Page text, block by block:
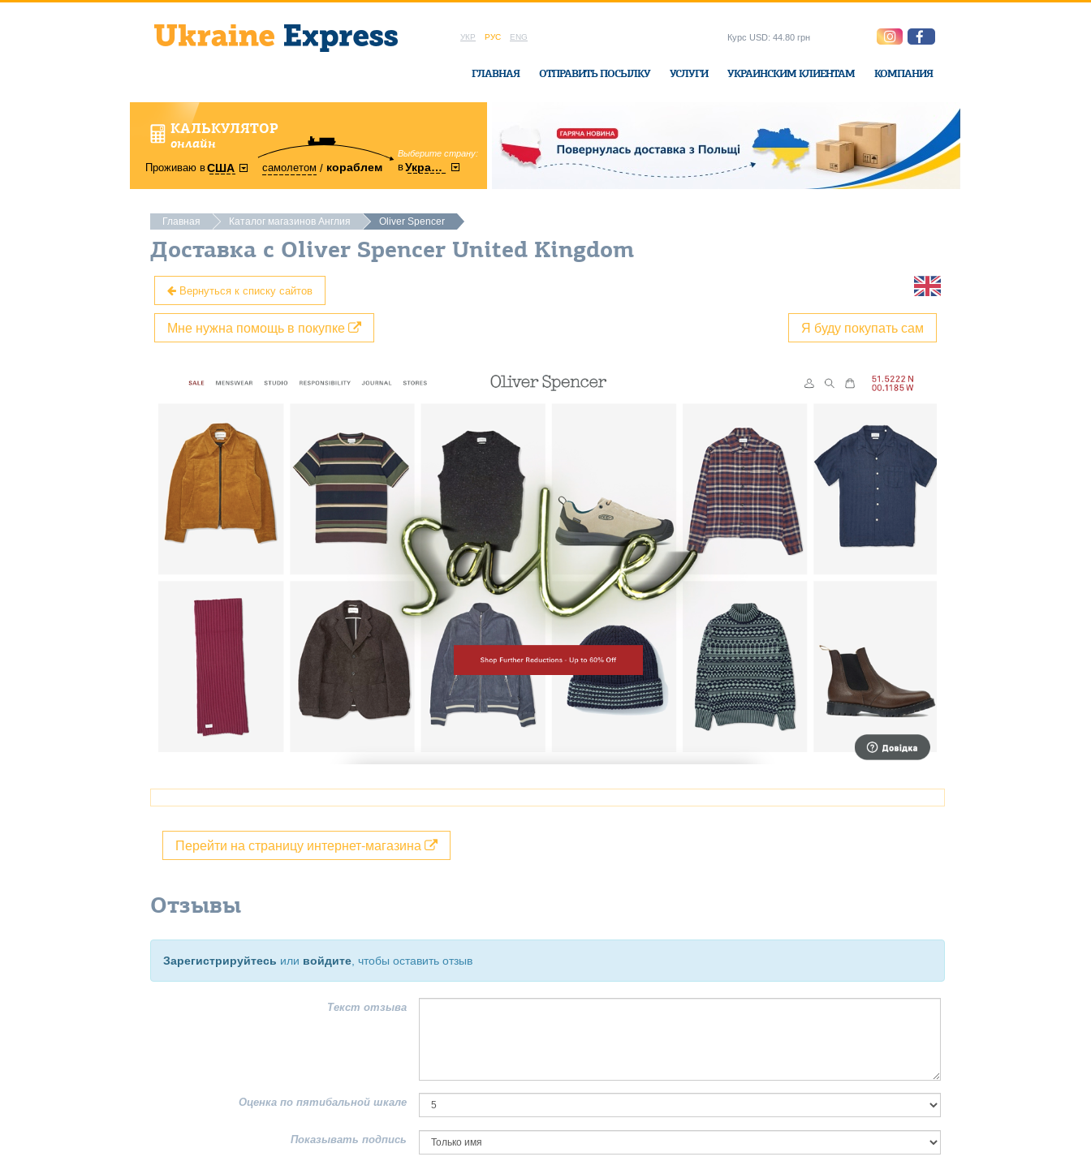
УКР РУС ENG
ГЛАВНАЯ ОТПРАВИТЬ ПОСЫЛКУ УСЛУГИ УКРАИНСКИМ КЛИЕНТАМ КОМПАНИЯ
Курс USD: 44.80 грн
КАЛЬКУЛЯТОР
онлайн
Проживаю вСША самолетом кораблем
Выберите страну:
вУкраину
область:
Винницкая в офисе Ukraine-Express
Главная Каталог магазинов Англия Oliver Spencer
Доставка с Oliver Spencer United Kingdom
Вернуться к списку сайтов
Я буду покупать сам
Мне нужна помощь в покупке
Перейти на страницу интернет-магазина
Отзывы
Зарегистрируйтесь или войдите , чтобы оставить отзыв
Текст отзыва
Оценка по пятибальной шкале
Показывать подпись